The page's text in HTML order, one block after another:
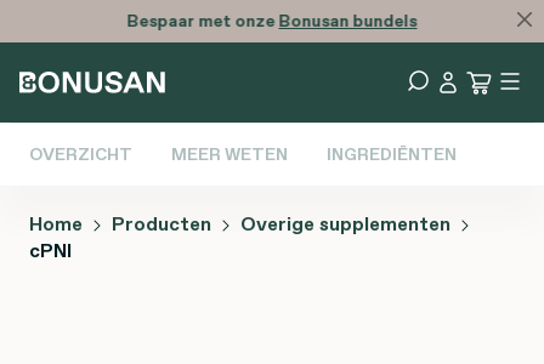
Bespaar met onzeBonusan bundels
OVERZICHT MEER WETEN INGREDIËNTEN
Home Producten
Overige supplementen
cPNI